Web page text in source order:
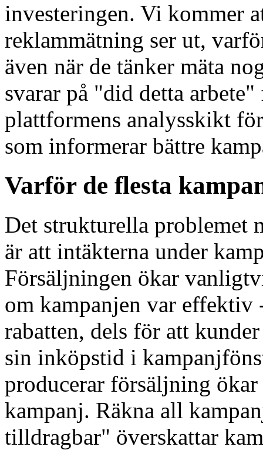
investeringen. Vi kommer
reklammätning ser ut,
även när de tänker mäta
svarar på "did detta
plattformens analysskikt
som informerar bättre
Varför de flesta
Det strukturella problemet
är att intäkterna under
Försäljningen ökar
om kampanjen var effektiv
rabatten, dels för att
sin inköpstid i
producerar försäljning
kampanj. Räkna all
tilldragbar" överskattar